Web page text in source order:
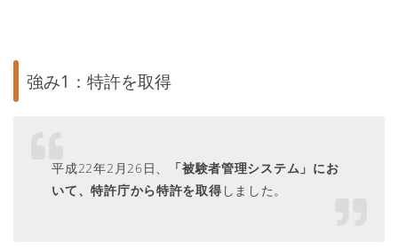
強み1：特許を取得
平成22年2月26日、
「被験者管理システム」にお
いて、特許庁から特許を取得 しました。